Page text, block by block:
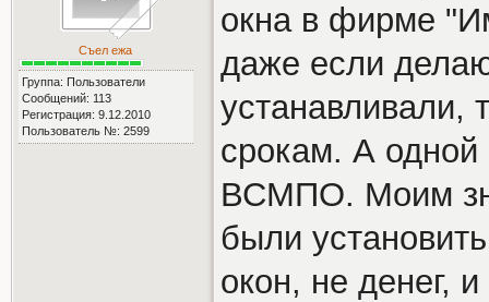
Съел ежа
Группа: Пользователи
Сообщений: 113
Регистрация: 9.12.2010
Пользователь №: 2599
окна в фирме
даже если
устанавливали,
срокам. А одной
ВСМПО. Моим
были
окон, не денег,